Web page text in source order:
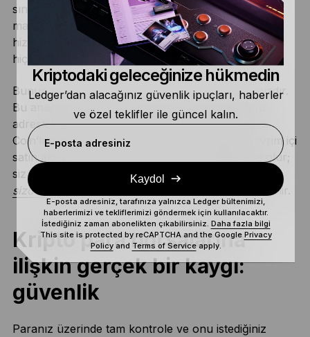
sınırlamalar getirebilir. Örneğin, minimum veya
maksimum para çekme limiti belirleyebilir. Bu, bir
hizmet kesintisi yaşandığında kripto varlıklarınıza
hiçbir şekilde erişemeyeceğiniz anlamına da gelir.
Bunun sebebi,özel anahtarınızasahip olmamanızdır.
Bu anahtarı elinde tutan, anahtarın bağlı olduğu
adresteki fonlar üzerinde tam kontrol sahibi olur.
Coin’lerinizi kripto para borsaları aracılığıyla çevrim içi
satın aldığınızda özel anahtarınızın sahibi borsa olur;
siz olmazsınız. Meşhur kripto sözü “
sizde değilse coin’leriniz sizin değildir
” buradan gelir.
Kripto para borsalarına
ilişkin gerçek bir kaygı:
güvenlik
Paranız üzerinde tam kontrole ve onu istediğiniz
Kriptodaki geleceğinize hükmedin
Ledger’dan alacağınız güvenlik ipuçları, haberler
ve özel teklifler ile güncel kalın.
E-posta adresiniz
Kaydol
E-posta adresiniz, tarafınıza yalnızca Ledger bültenimizi,
haberlerimizi ve tekliflerimizi göndermek için kullanılacaktır.
İstediğiniz zaman abonelikten çıkabilirsiniz. Daha fazla bilgi
This site is protected by reCAPTCHA and the Google Privacy
Policyand Terms of Serviceapply.